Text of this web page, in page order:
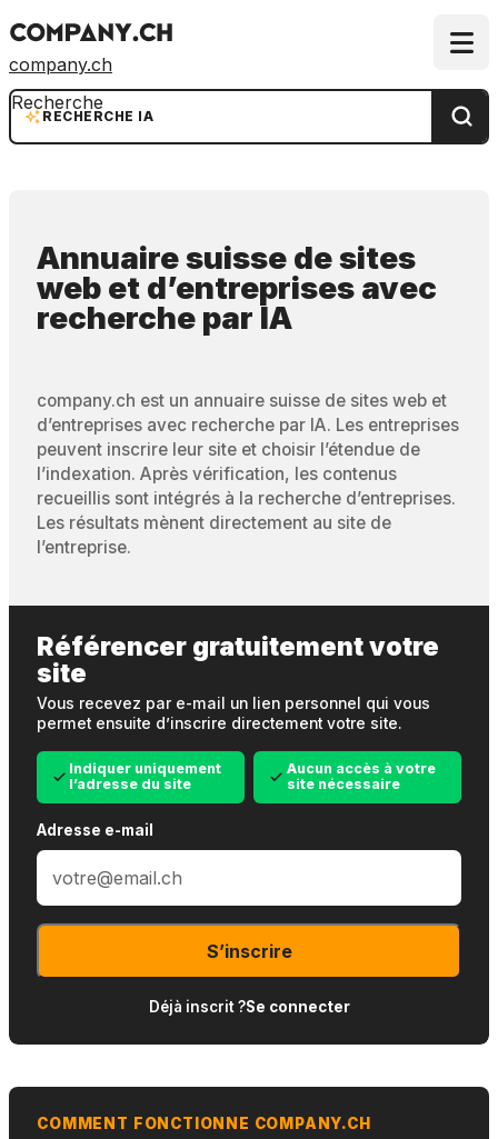
company.ch
RECHERCHE IA
Recherche
Annuaire suisse de sites
web et d’entreprises avec
recherche par IA
company.ch est un annuaire suisse de sites web et
d’entreprises avec recherche par IA. Les entreprises
peuvent inscrire leur site et choisir l’étendue de
l’indexation. Après vérification, les contenus
recueillis sont intégrés à la recherche d’entreprises.
Les résultats mènent directement au site de
l’entreprise.
Référencer gratuitement votre
site
Vous recevez par e-mail un lien personnel qui vous
permet ensuite d’inscrire directement votre site.
Indiquer uniquement
l’adresse du site
Aucun accès à votre
site nécessaire
Adresse e-mail
S’inscrire
Déjà inscrit ?Se connecter
COMMENT FONCTIONNE COMPANY.CH